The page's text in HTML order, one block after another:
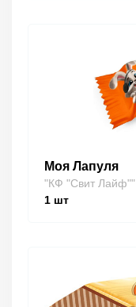
Моя Лапуля
"КФ "Свит Лайф""
1 шт